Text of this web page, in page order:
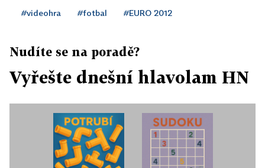
#videohra #fotbal #EURO 2012
Nudíte se na poradě?
Vyřešte dnešní hlavolam HN